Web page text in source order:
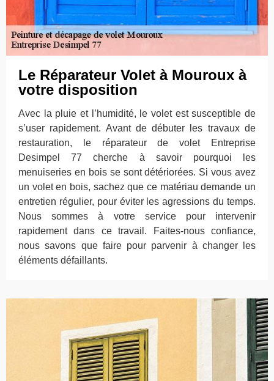
Le Réparateur Volet à Mouroux à
votre disposition
Avec la pluie et l’humidité, le volet est susceptible de
s’user rapidement. Avant de débuter les travaux de
restauration, le réparateur de volet Entreprise
Desimpel 77 cherche à savoir pourquoi les
menuiseries en bois se sont détériorées. Si vous avez
un volet en bois, sachez que ce matériau demande un
entretien régulier, pour éviter les agressions du temps.
Nous sommes à votre service pour intervenir
rapidement dans ce travail. Faites-nous confiance,
nous savons que faire pour parvenir à changer les
éléments défaillants.